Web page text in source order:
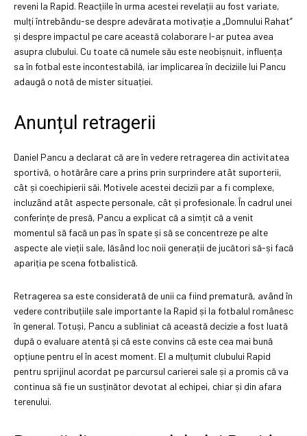
reveni la Rapid. Reacțiile în urma acestei revelații au fost variate,
mulți întrebându-se despre adevărata motivație a „Domnului Rahat”
și despre impactul pe care această colaborare l-ar putea avea
asupra clubului. Cu toate că numele său este neobișnuit, influența
sa în fotbal este incontestabilă, iar implicarea în deciziile lui Pancu
adaugă o notă de mister situației.
Anunțul retragerii
Daniel Pancu a declarat că are în vedere retragerea din activitatea
sportivă, o hotărâre care a prins prin surprindere atât suporterii,
cât și coechipierii săi. Motivele acestei decizii par a fi complexe,
incluzând atât aspecte personale, cât și profesionale. În cadrul unei
conferințe de presă, Pancu a explicat că a simțit că a venit
momentul să facă un pas în spate și să se concentreze pe alte
aspecte ale vieții sale, lăsând loc noii generații de jucători să-și facă
apariția pe scena fotbalistică.
Retragerea sa este considerată de unii ca fiind prematură, având în
vedere contribuțiile sale importante la Rapid și la fotbalul românesc
în general. Totuși, Pancu a subliniat că această decizie a fost luată
după o evaluare atentă și că este convins că este cea mai bună
opțiune pentru el în acest moment. El a mulțumit clubului Rapid
pentru sprijinul acordat pe parcursul carierei sale și a promis că va
continua să fie un susținător devotat al echipei, chiar și din afara
terenului.